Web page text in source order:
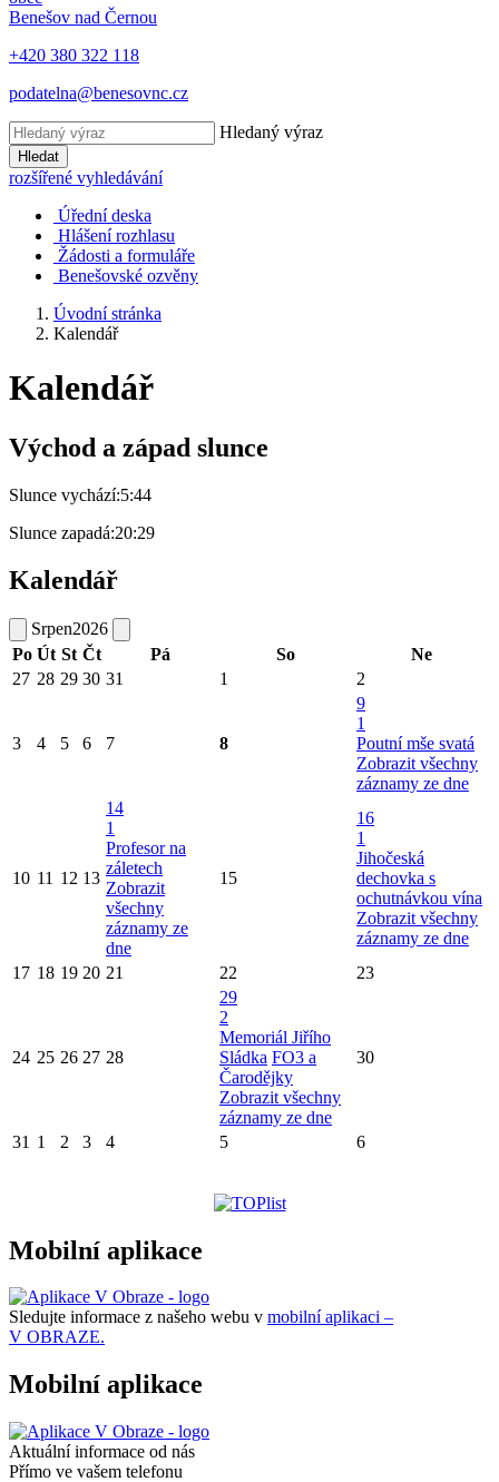
Benešov nad Černou
+420 380 322 118
podatelna@benesovnc.cz
Hledaný výraz
Hledat
rozšířené vyhledávání
Úřední deska
Hlášení rozhlasu
Žádosti a formuláře
Benešovské ozvěny
Úvodní stránka
Kalendář
Kalendář
Východ a západ slunce
Slunce vychází:5:44
Slunce zapadá:20:29
Kalendář
Srpen2026
Po Út St Čt Pá So
Ne
27 28 29 30 31 1 2
3 4 5 6 7 8
9
1
Poutní mše svatá
Zobrazit všechny
záznamy ze dne
10 11 12 13
14
1
Profesor na
záletech
Zobrazit
všechny
záznamy ze
dne
15
16
1
Jihočeská
dechovka s
ochutnávkou vína
Zobrazit všechny
záznamy ze dne
17 18 19 20 21 22 23
24 25 26 27 28
29
2
Memoriál Jiřího
Sládka FO3 a
Čarodějky
Zobrazit všechny
záznamy ze dne
30
31 1 2 3 4 5 6
Mobilní aplikace
Sledujte informace z našeho webu v mobilní aplikaci –
V OBRAZE.
Mobilní aplikace
Aktuální informace od nás
Přímo ve vašem telefonu